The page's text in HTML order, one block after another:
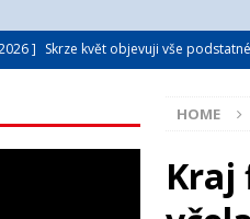
] Skrze květ objevuji vše podstatné
] Zámek Liteň rozezní hvězdně
Výjimečný zážitek: mexické
HOME
Kraj